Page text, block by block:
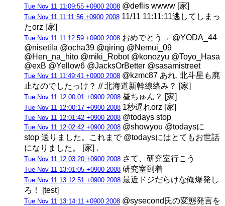
Tue Nov 11 11:09:55 +0900 2008 @deflis wwww [家]
Tue Nov 11 11:11:56 +0900 2008 11/11 11:11:11逃してしまっ
たorz [家]
Tue Nov 11 11:12:59 +0900 2008 おめでとう→ @YODA_44
@nisetila @ocha39 @qiring @Nemui_09
@Hen_na_hito @miki_Robot @konozyu @Toyo_Hasa
@exB @Yellow6 @JacksOrBetter @sasamistreet
Tue Nov 11 11:49:41 +0900 2008 @kzmc87 あれ, 北斗星も廃
止なのでしたっけ？ // 北海道新幹線絡み？ [家]
Tue Nov 11 12:00:01 +0900 2008 昼ちゅん？ [家]
Tue Nov 11 12:00:17 +0900 2008 1秒遅れorz [家]
Tue Nov 11 12:01:42 +0900 2008 @todays stop
Tue Nov 11 12:02:42 +0900 2008 @showyou @todaysに
stop 送りました。これまで @todaysにはとてもお世話
になりました。 [家] .
Tue Nov 11 12:03:20 +0900 2008 さて、研究室行こう
Tue Nov 11 13:01:05 +0900 2008 研究室到着
Tue Nov 11 13:12:51 +0900 2008 最近ドジだらけな俺爆発し
ろ！ [test]
Tue Nov 11 13:14:11 +0900 2008 @sysecond氏の変態発言を